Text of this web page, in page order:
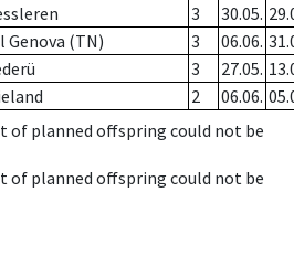
3 30.05.
Genova (TN) 3 06.06.
3 27.05.
2 06.06.
of planned offspring could not be
of planned offspring could not be